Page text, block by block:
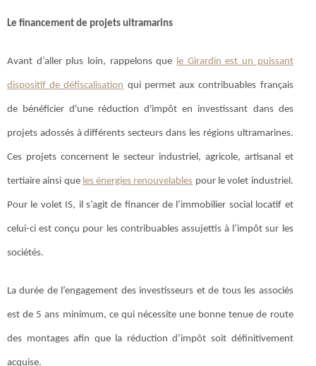
Le financement de projets ultramarins
Avant d’aller plus loin, rappelons que le Girardin est un puissant
dispositif de défiscalisation qui permet aux contribuables français
de bénéficier d'une réduction d'impôt en investissant dans des
projets adossés à différents secteurs dans les régions ultramarines.
Ces projets concernent le secteur industriel, agricole, artisanal et
tertiaire ainsi que les énergies renouvelables pour le volet industriel.
Pour le volet IS, il s’agit de financer de l’immobilier social locatif et
celui-ci est conçu pour les contribuables assujettis à l’impôt sur les
sociétés.
La durée de l’engagement des investisseurs et de tous les associés
est de 5 ans minimum, ce qui nécessite une bonne tenue de route
des montages afin que la réduction d’impôt soit définitivement
acquise.